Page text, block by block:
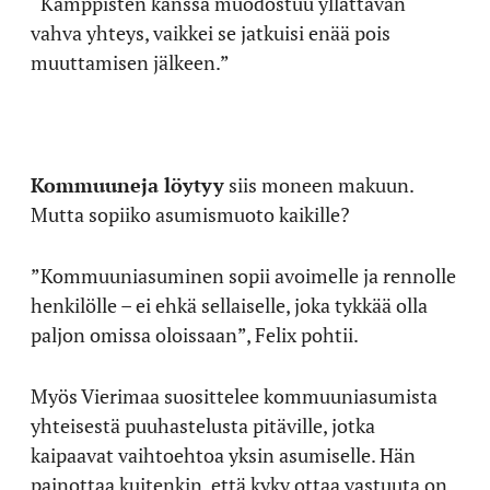
vahva yhteys, vaikkei se jatkuisi enää pois
muuttamisen jälkeen.”
Kommuuneja löytyy siis moneen makuun.
Mutta sopiiko asumismuoto kaikille?
”Kommuuniasuminen sopii avoimelle ja rennolle
henkilölle – ei ehkä sellaiselle, joka tykkää olla
paljon omissa oloissaan”, Felix pohtii.
Myös Vierimaa suosittelee kommuuniasumista
yhteisestä puuhastelusta pitäville, jotka
kaipaavat vaihtoehtoa yksin asumiselle. Hän
painottaa kuitenkin, että kyky ottaa vastuuta on